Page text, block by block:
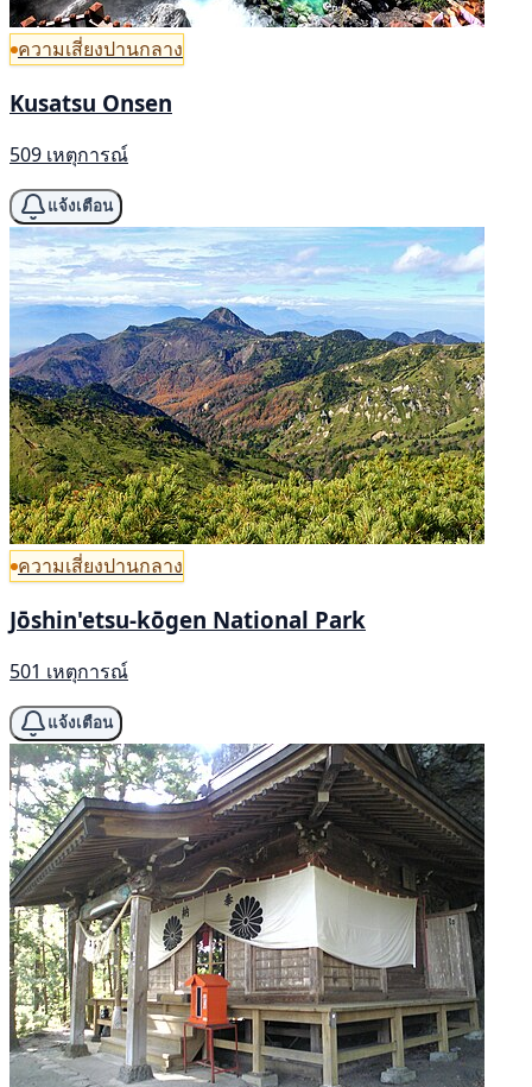
ความเสี่ยงปานกลาง
Kusatsu Onsen
509 เหตุการณ์
แจ้งเตือน
ความเสี่ยงปานกลาง
Jōshin'etsu-kōgen National Park
501 เหตุการณ์
แจ้งเตือน